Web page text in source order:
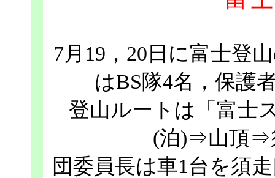
7月19，20日に富士登
はBS隊4名，保護
登山ルートは「富士
(泊)⇒山頂⇒
団委員長は車1台を須